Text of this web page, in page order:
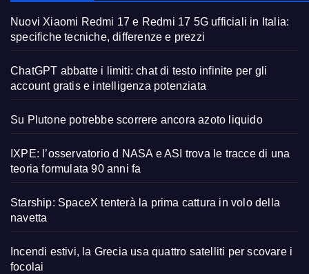
Nuovi Xiaomi Redmi 17 e Redmi 17 5G ufficiali in Italia:
specifiche tecniche, differenze e prezzi
ChatGPT abbatte i limiti: chat di testo infinite per gli
account gratis e intelligenza potenziata
Su Plutone potrebbe scorrere ancora azoto liquido
IXPE: l’osservatorio d NASA e ASI trova le tracce di una
teoria formulata 90 anni fa
Starship: SpaceX tenterà la prima cattura in volo della
navetta
Incendi estivi, la Grecia usa quattro satelliti per scovare i
focolai